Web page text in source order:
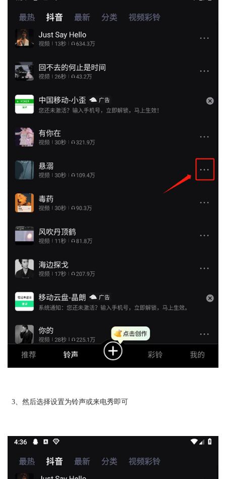
3、然后选择设置为铃声或来电秀即可